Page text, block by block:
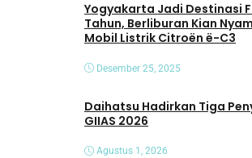
Yogyakarta Jadi Destinasi
Tahun, Berliburan Kian
Mobil Listrik Citroën ë-C3
Desember 25, 2025
Daihatsu Hadirkan Tiga Penyegaran Baru di
GIIAS 2026
Agustus 1, 2026